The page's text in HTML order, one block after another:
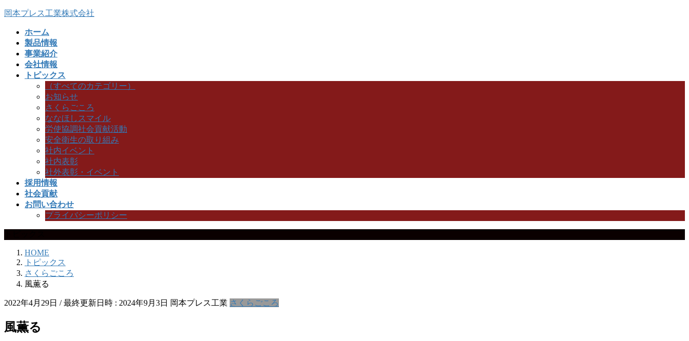
コ
ナ
岡本プレス工業株式会社
ホーム
製品情報
事業紹介
会社情報
トピックス
（すべてのカテゴリー）
お知らせ
さくらごころ
ななほしスマイル
労使協調社会貢献活動
安全衛生の取り組み
社内イベント
社内表彰
社外表彰・イベント
採用情報
社会貢献
お問い合わせ
プライバシーポリシー
HOME
トピックス
さくらごころ
風薫る
2022年4月29日 / 最終更新日時 : 2024年9月3日 岡本プレス工業 さくらごころ
風薫る